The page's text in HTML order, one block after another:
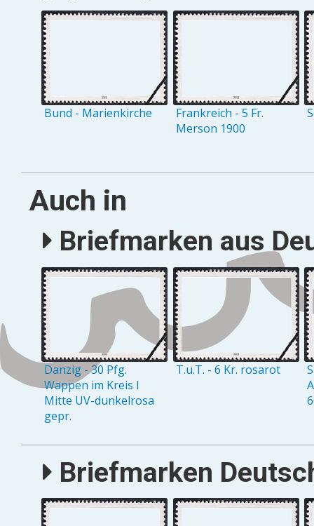
Bund - Marienkirche
Frankreich - 5 Fr.
Merson 1900
Auch in
Briefmarken aus
Danzig - 30 Pfg.
Wappen im Kreis I
Mitte UV-dunkelrosa
gepr.
T.u.T. - 6 Kr. rosarot
Briefmarken